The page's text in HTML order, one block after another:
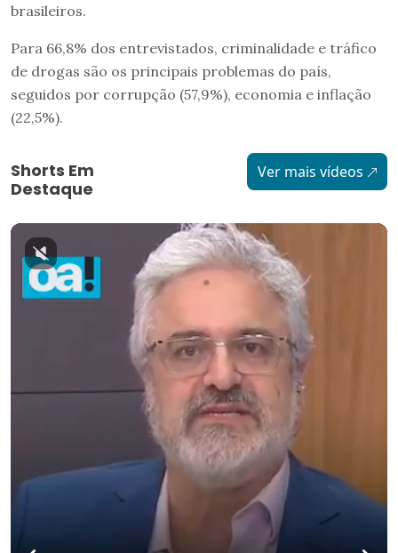
brasileiros.
Para 66,8% dos entrevistados, criminalidade e tráfico
de drogas são os principais problemas do país,
seguidos por corrupção (57,9%), economia e inflação
(22,5%).
Shorts Em
Destaque
Ver mais vídeos